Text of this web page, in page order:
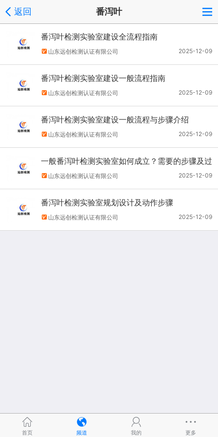
返回 番泻叶
番泻叶检测实验室建设全流程指南
2025-12-09
山东远创检测认证有限公司
番泻叶检测实验室建设一般流程指南
2025-12-09
山东远创检测认证有限公司
番泻叶检测实验室建设一般流程与步骤介绍
2025-12-09
山东远创检测认证有限公司
一般番泻叶检测实验室如何成立？需要的步骤及过
程分析
2025-12-09
山东远创检测认证有限公司
番泻叶检测实验室规划设计及动作步骤
2025-12-09
山东远创检测认证有限公司
首页 频道 我的 更多